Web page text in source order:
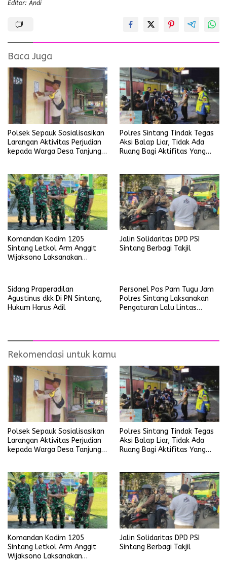
Editor: Andi
Baca Juga
Polsek Sepauk Sosialisasikan
Larangan Aktivitas Perjudian
kepada Warga Desa Tanjung
Polres Sintang Tindak Tegas
Aksi Balap Liar, Tidak Ada
Ruang Bagi Aktifitas Yang
Komandan Kodim 1205
Sintang Letkol Arm Anggit
Wijaksono Laksanakan
Jalin Solidaritas DPD PSI
Sintang Berbagi Takjil
Sidang Praperadilan
Agustinus dkk Di PN Sintang,
Hukum Harus Adil
Personel Pos Pam Tugu Jam
Polres Sintang Laksanakan
Pengaturan Lalu Lintas
Rekomendasi untuk kamu
Polsek Sepauk Sosialisasikan
Larangan Aktivitas Perjudian
kepada Warga Desa Tanjung
Polres Sintang Tindak Tegas
Aksi Balap Liar, Tidak Ada
Ruang Bagi Aktifitas Yang
Komandan Kodim 1205
Sintang Letkol Arm Anggit
Wijaksono Laksanakan
Jalin Solidaritas DPD PSI
Sintang Berbagi Takjil